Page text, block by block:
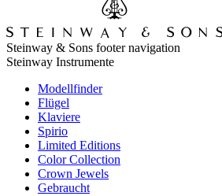
Steinway & Sons footer navigation
Steinway Instrumente
Modellfinder
Flügel
Klaviere
Spirio
Limited Editions
Color Collection
Crown Jewels
Gebraucht